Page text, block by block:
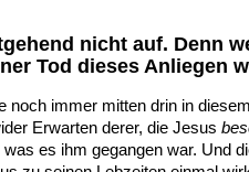
nicht auf. Denn
Tod dieses Anliegen
noch immer mitten drin in
Erwarten derer, die Jesus
es ihm gegangen war. Und